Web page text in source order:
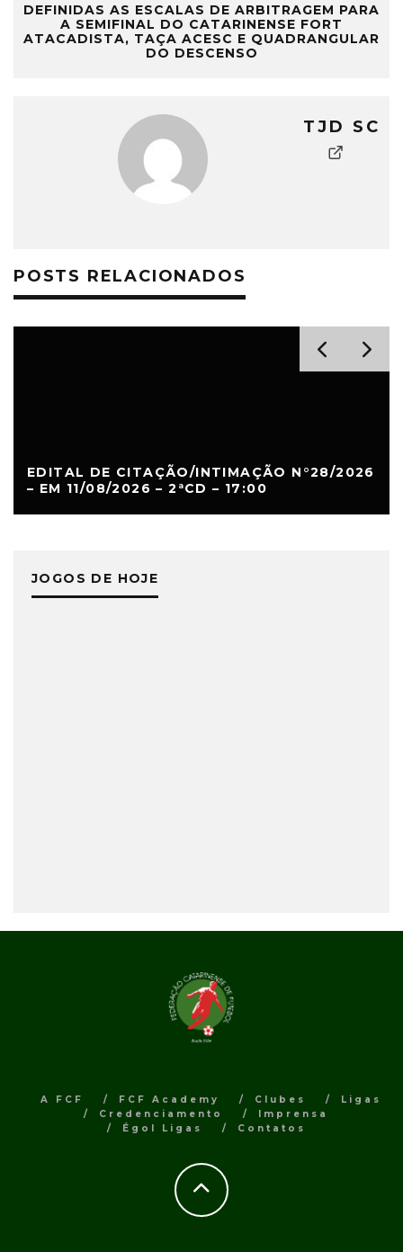
DEFINIDAS AS ESCALAS DE ARBITRAGEM PARA
A SEMIFINAL DO CATARINENSE FORT
ATACADISTA, TAÇA ACESC E QUADRANGULAR
DO DESCENSO
TJD SC
POSTS RELACIONADOS
EDITAL DE CITAÇÃO/INTIMAÇÃO N°28/2026
– EM 11/08/2026 – 2ªCD – 17:00
JOGOS DE HOJE
A FCF FCF Academy Clubes
Ligas
Credenciamento
Imprensa
Égol Ligas
Contatos